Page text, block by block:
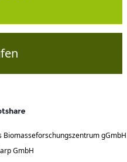
Biomasseforschungszentrum gGmbH
GmbH